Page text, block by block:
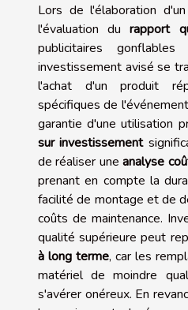
Lors de l'élaboration
l'évaluation durapport
publicitaires
investissement avisé se
l'achat d'un produit
spécifiques de
garantie d'une utilisation
sur investissement
de réaliser uneanalyse
prenant en compte la
facilité de montage et de
coûts de maintenance.
qualité supérieure peut
à long terme, car les
matériel de moindre
s'avérer onéreux. En